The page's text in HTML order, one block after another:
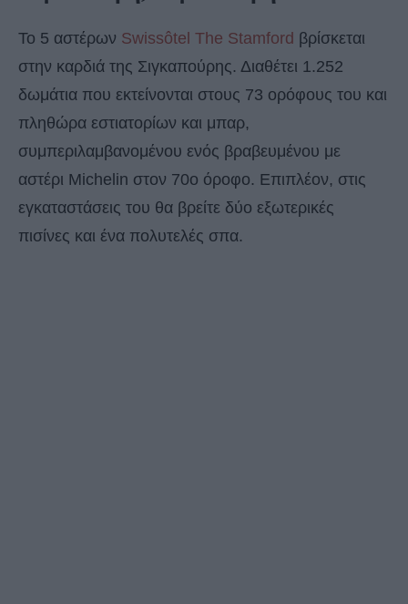
Το 5 αστέρων Swissôtel The Stamford βρίσκεται
στην καρδιά της Σιγκαπούρης. Διαθέτει 1.252
δωμάτια που εκτείνονται στους 73 ορόφους του και
πληθώρα εστιατορίων και μπαρ,
συμπεριλαμβανομένου ενός βραβευμένου με
αστέρι Michelin στον 70ο όροφο. Επιπλέον, στις
εγκαταστάσεις του θα βρείτε δύο εξωτερικές
πισίνες και ένα πολυτελές σπα.